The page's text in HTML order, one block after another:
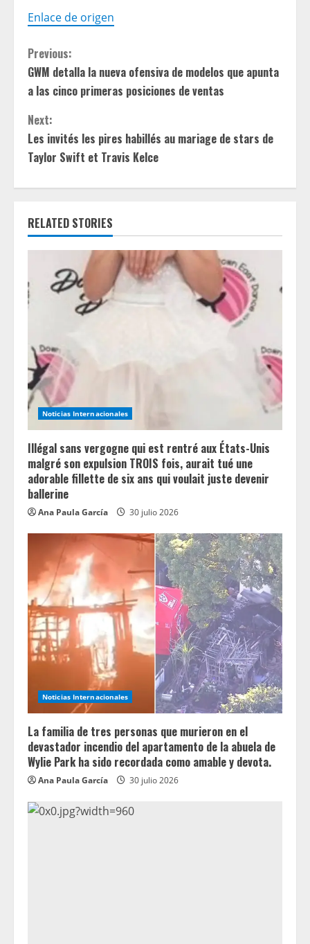
Enlace de origen
C
o
n
t
u
R
a
d
i
n
g
Previous:
GWM detalla la nueva ofensiva de modelos que apunta
a las cinco primeras posiciones de ventas
Next:
Les invités les pires habillés au mariage de stars de
Taylor Swift et Travis Kelce
RELATED STORIES
Noticias Internacionales
Illégal sans vergogne qui est rentré aux États-Unis
malgré son expulsion TROIS fois, aurait tué une
adorable fillette de six ans qui voulait juste devenir
ballerine
Ana Paula García 30 julio 2026
Noticias Internacionales
La familia de tres personas que murieron en el
devastador incendio del apartamento de la abuela de
Wylie Park ha sido recordada como amable y devota.
Ana Paula García 30 julio 2026